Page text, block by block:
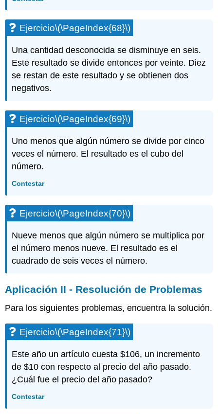
Ejercicio\(\PageIndex{68}\)
Una cantidad desconocida se disminuye en seis.
Este resultado se divide entonces por veinte. Diez
se restan de este resultado y se obtienen dos
negativos.
Ejercicio\(\PageIndex{69}\)
Uno menos que algún número se divide por cinco
veces el número. El resultado es el cubo del
número.
Contestar
Ejercicio\(\PageIndex{70}\)
Nueve menos que algún número se multiplica por
el número menos nueve. El resultado es el
cuadrado de seis veces el número.
Aplicación II - Resolución de Problemas
Para los siguientes problemas, encuentra la solución.
Ejercicio\(\PageIndex{71}\)
Este año un artículo cuesta $106, un incremento
de $10 con respecto al precio del año pasado.
¿Cuál fue el precio del año pasado?
Contestar